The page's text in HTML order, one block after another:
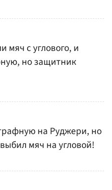
мяч с углового, и
но защитник
на Руджери, но
мяч на угловой!